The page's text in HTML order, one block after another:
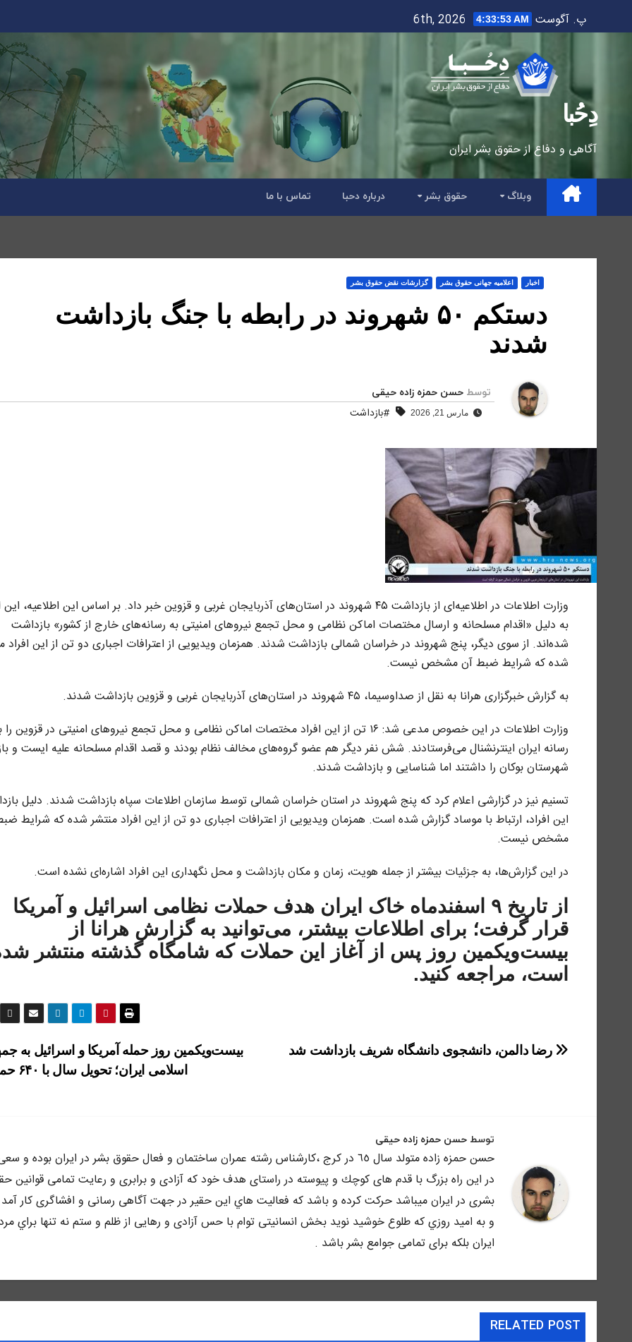
to
پ. آگوست 6th, 2026 4:33:54 AM
دِحُبا
آگاهی و دفاع از حقوق بشر ایران
وبلاگ حقوق بشر درباره دحبا تماس با ما
اخبار اعلاميه جهانی حقوق بشر گزارشات نقض حقوق بشر
دستکم ۵۰ شهروند در رابطه با جنگ بازداشت
شدند
توسط حسن حمزه زاده حیقی
مارس 21, 2026 #بازداشت
وزارت اطلاعات در اطلاعیه‌ای از بازداشت ۴۵ شهروند در استان‌های آذربایجان غربی و قزوین خبر داد. بر اساس این اطلاعیه،
به دلیل «اقدام مسلحانه و ارسال مختصات اماکن نظامی و محل تجمع نیروهای امنیتی به رسانه‌های خارج از کشور» بازداشت
شده‌اند. از سوی دیگر، پنج شهروند در خراسان شمالی بازداشت شدند. همزمان ویدیویی از اعترافات اجباری دو تن از این افراد
شده که شرایط ضبط آن مشخص نیست.
به گزارش خبرگزاری هرانا به نقل از صداوسیما، ۴۵ شهروند در استان‌های آذربایجان غربی و قزوین بازداشت شدند.
وزارت اطلاعات در این خصوص مدعی شد: ۱۶ تن از این افراد مختصات اماکن نظامی و محل تجمع نیروهای امنیتی در قزوین
رسانه ایران اینترنشنال می‌فرستادند. شش نفر دیگر هم عضو گروه‌های مخالف نظام بودند و قصد اقدام مسلحانه علیه ایست و
شهرستان بوکان را داشتند اما شناسایی و بازداشت شدند.
تسنیم نیز در گزارشی اعلام کرد که پنج شهروند در استان خراسان شمالی توسط سازمان اطلاعات سپاه بازداشت شدند. دلیل
این افراد، ارتباط با موساد گزارش شده است. همزمان ویدیویی از اعترافات اجباری دو تن از این افراد منتشر شده که شرایط
مشخص نیست.
در این گزارش‌ها، به جزئیات بیشتر از جمله هویت، زمان و مکان بازداشت و محل نگهداری این افراد اشاره‌ای نشده است.
از تاریخ ۹ اسفندماه خاک ایران هدف حملات نظامی اسرائیل و آمریکا
قرار گرفت؛ برای اطلاعات بیشتر، می‌توانید به گزارش هرانا از
بیست‌و‌یکمین روز پس از آغاز این حملات که شامگاه گذشته منتشر
است، مراجعه کنید.
راهبری
بیست‌و‌یکمین روز حمله آمریکا و اسرائیل به
اسلامی ایران؛ تحویل سال با ۶۴۰ حمله
رضا دالمن، دانشجوی دانشگاه شریف بازداشت شد
توسط حسن حمزه زاده حیقی
حسن حمزه زاده متولد سال ٦٥ در كرج ،كارشناس رشته عمران ساختمان و فعال حقوق بشر در ايران بوده و
در اين راه بزرگ با قدم هاى كوچك و پيوسته در راستاى هدف خود كه آزادى و برابرى و رعايت تمامى قوانين
بشرى در ايران ميباشد حركت كرده و باشد كه فعاليت هاي اين حقير در جهت آگاهى رسانى و افشاگرى كار آمد
و به اميد روزي كه طلوع خوشيد نويد بخش انسانيتى توام با حس آزادى و رهايى از ظلم و ستم نه تنها براي
ايران بلكه براى تمامى جوامع بشر باشد .
RELATED POST